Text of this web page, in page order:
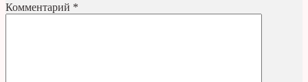
Комментарий *